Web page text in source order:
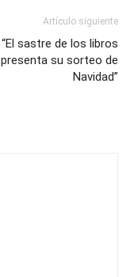
Artículo siguiente
“El sastre de los libros
presenta su sorteo de
Navidad”